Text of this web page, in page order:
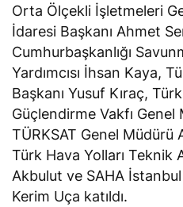
Orta Ölçekli İşletmeleri
İdaresi Başkanı Ahmet
Cumhurbaşkanlığı
Yardımcısı İhsan Kaya,
Başkanı Yusuf Kıraç,
Güçlendirme Vakfı
TÜRKSAT Genel Müdürü
Türk Hava Yolları Teknik
Akbulut ve SAHA
Kerim Uça katıldı.